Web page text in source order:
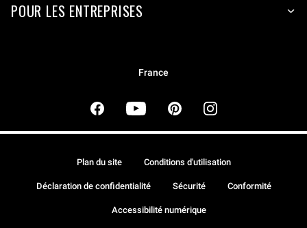
POUR LES ENTREPRISES
France
Plan du site Conditions d'utilisation
Déclaration de confidentialité Sécurité Conformité
Accessibilité numérique